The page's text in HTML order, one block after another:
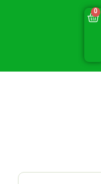
0
سبد
خرید